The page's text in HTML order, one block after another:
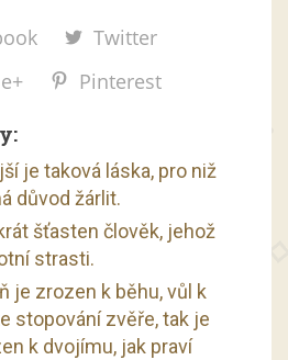
Twitter
Pinterest
je taková láska, pro niž
důvod žárlit.
šťasten člověk, jehož
strasti.
je zrozen k běhu, vůl k
stopování zvěře, tak je
k dvojímu, jak praví